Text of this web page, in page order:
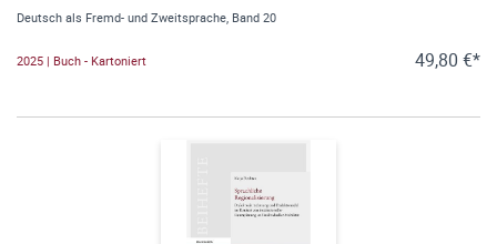
Deutsch als Fremd- und Zweitsprache, Band 20
2025 | Buch - Kartoniert 49,80 €*